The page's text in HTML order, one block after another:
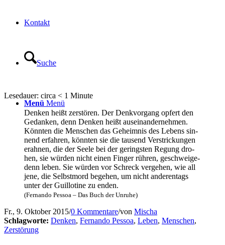
Kon­takt
Suche
Menü Menü
Lese­dau­er: cir­ca < 1 Minu­te
Den­ken heißt zer­stö­ren. Der Denk­vor­gang opfert den
Gedan­ken, denn Den­ken heißt aus­ein­an­der­neh­men.
Könn­ten die Men­schen das Geheim­nis des Lebens sin­
nend erfah­ren, könn­ten sie die tau­send Ver­stri­ckun­gen
erah­nen, die der See­le bei der gerings­ten Regung dro­
hen, sie wür­den nicht einen Fin­ger rüh­ren, geschwei­ge­
denn leben. Sie wür­den vor Schreck ver­ge­hen, wie all
jene, die Selbst­mord bege­hen, um nicht anderen­tags
unter der Guil­lo­ti­ne zu enden.
(Fer­nan­do Pes­soa – Das Buch der Unruhe)
Fr., 9. Oktober 2015/0 Kommentare/von Mischa
Schlagworte: Denken, Fernando Pessoa, Leben, Menschen,
Zerstörung